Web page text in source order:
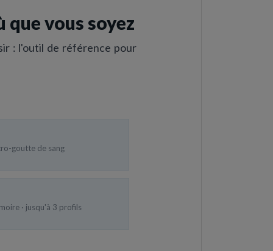
vous soyez
: l'outil de référence pour
goutte de sang
· jusqu'à 3 profils